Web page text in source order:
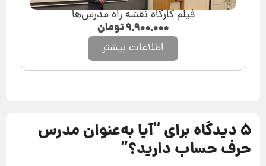
فیلم کارگاه نقشه راه مدرس‌ها
۹,۹۰۰,۰۰۰تومان
اطلاعات بیشتر
5 دیدگاه برای “ آیا به‌عنوان مدرس
حرف حساب دارید؟”